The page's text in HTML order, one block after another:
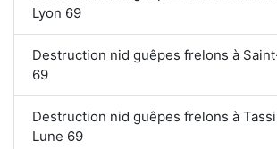
Lyon 69
Destruction nid guêpes frelons à
69
Destruction nid guêpes frelons à
Lune 69